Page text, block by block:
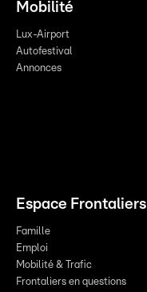
Mobilité
Lux-Airport
Autofestival
Annonces
Espace Frontaliers
Famille
Emploi
Mobilité & Trafic
Frontaliers en questions